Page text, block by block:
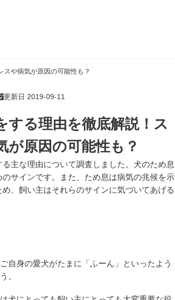
スや病気が原因の可能性も？
更新日 2019-09-11
する理由を徹底解説！ス
が原因の可能性も？
主な理由について調査しました。犬のため息
サインです。また、ため息は病気の兆候を示
め、飼い主はそれらのサインに気づいてあげる
自身の愛犬がたまに「ふーん」といったよう
。